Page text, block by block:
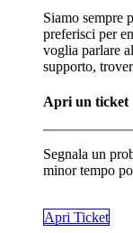
Siamo sempre
preferisci per
voglia parlare
supporto,
Apri un ticket
Segnala un
minor tempo
​​​​Apri Ticket